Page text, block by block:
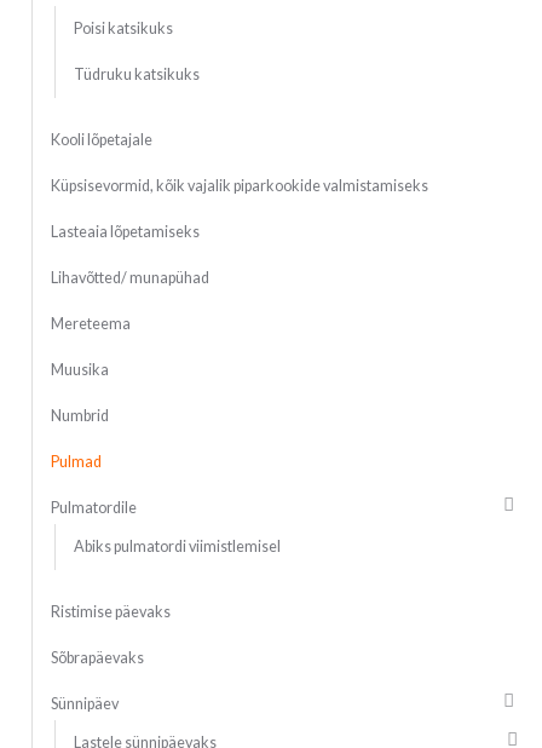
Poisi katsikuks
Tüdruku katsikuks
Kooli lõpetajale
Küpsisevormid, kõik vajalik piparkookide valmistamiseks
Lasteaia lõpetamiseks
Lihavõtted/ munapühad
Mereteema
Muusika
Numbrid
Pulmad
Pulmatordile
Abiks pulmatordi viimistlemisel
Ristimise päevaks
Sõbrapäevaks
Sünnipäev
Lastele sünnipäevaks